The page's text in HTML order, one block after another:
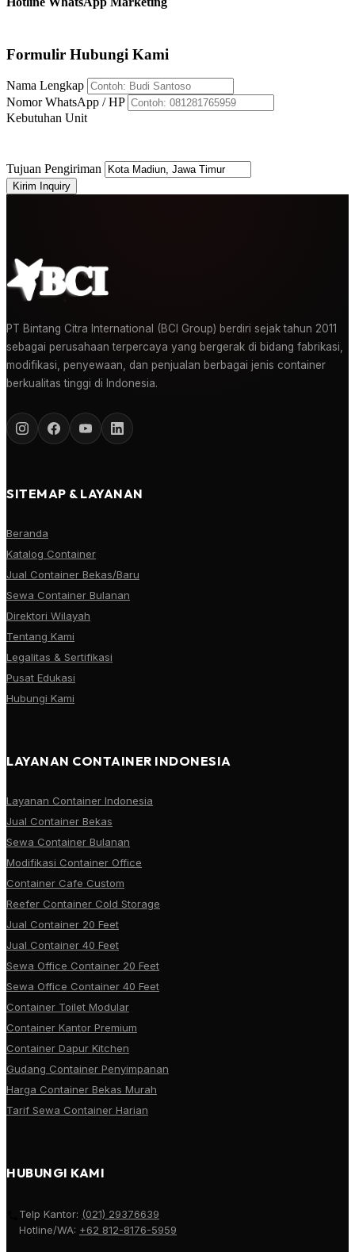
Formulir Hubungi Kami
Nama Lengkap
Nomor WhatsApp / HP
Kebutuhan Unit
Tujuan Pengiriman
Kirim Inquiry
PT Bintang Citra International (BCI Group) berdiri sejak tahun 2011
sebagai perusahaan terpercaya yang bergerak di bidang fabrikasi,
modifikasi, penyewaan, dan penjualan berbagai jenis container
berkualitas tinggi di Indonesia.
SITEMAP & LAYANAN
Beranda
Katalog Container
Jual Container Bekas/Baru
Sewa Container Bulanan
Direktori Wilayah
Tentang Kami
Legalitas & Sertifikasi
Pusat Edukasi
Hubungi Kami
LAYANAN CONTAINER INDONESIA
Layanan Container Indonesia
Jual Container Bekas
Sewa Container Bulanan
Modifikasi Container Office
Container Cafe Custom
Reefer Container Cold Storage
Jual Container 20 Feet
Jual Container 40 Feet
Sewa Office Container 20 Feet
Sewa Office Container 40 Feet
Container Toilet Modular
Container Kantor Premium
Container Dapur Kitchen
Gudang Container Penyimpanan
Harga Container Bekas Murah
Tarif Sewa Container Harian
HUBUNGI KAMI
Telp Kantor: (021) 29376639
Hotline/WA: +62 812-8176-5959